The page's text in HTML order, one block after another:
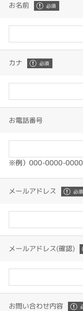
お名前
カナ
お電話番号
※例）000-0000-0000
メールアドレス
メールアドレス(確認)
お問い合わせ内容